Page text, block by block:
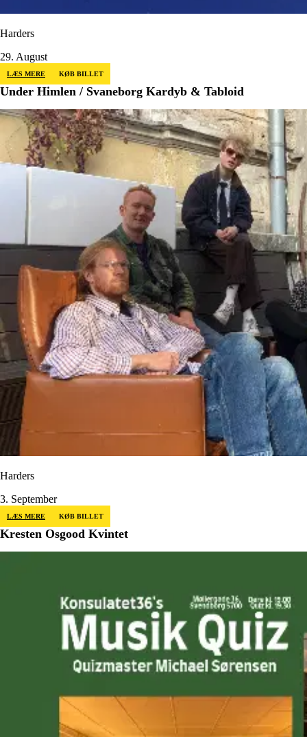
Harders
29. August
LÆS MERE KØB BILLET
Under Himlen / Svaneborg Kardyb & Tabloid
Harders
3. September
LÆS MERE KØB BILLET
Kresten Osgood Kvintet